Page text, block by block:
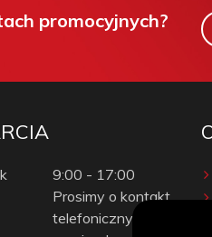
promocyjnych?
9:00 - 17:00
Prosimy o kontakt
telefoniczny przed